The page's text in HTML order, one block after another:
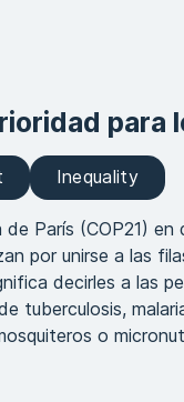
para
Inequality
París (COP21)
por unirse a las
decirles a las
tuberculosis,
o